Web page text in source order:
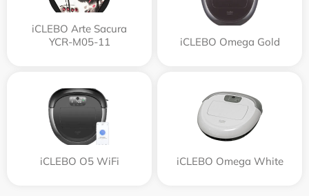
iCLEBO Arte Sacura
YCR-M05-11
iCLEBO Omega Gold
iCLEBO O5 WiFi iCLEBO Omega White